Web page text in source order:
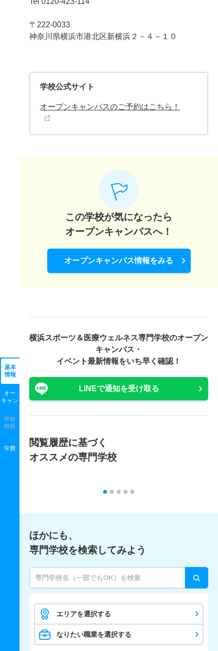
基本
情報
オー
キャン
学校
特長
学費
〒222-0033
神奈川県横浜市港北区新横浜２－４－１０
学校公式サイト
オープンキャンパスのご予約はこちら！
この学校が気になったら
オープンキャンパスへ！
オープンキャンパス情報をみる
横浜スポーツ＆医療ウェルネス専門学校のオープン
キャンパス・
イベント最新情報をいち早く確認！
LINEで通知を受け取る
閲覧履歴に基づく
オススメの専門学校
ほかにも、
専門学校を検索してみよう
エリアを選択する
なりたい職業を選択する